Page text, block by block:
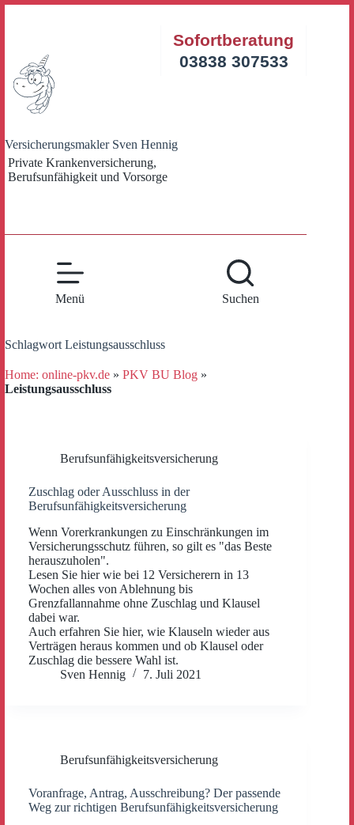
Versicherungsmakler Sven Hennig
Private Krankenversicherung,
Berufsunfähigkeit und Vorsorge
Sofortberatung
03838 307533
Menü Suchen
Schlagwort Leistungsausschluss
Home: online-pkv.de » PKV BU Blog »
Leistungsausschluss
Berufsunfähigkeitsversicherung
Zuschlag oder Ausschluss in der
Berufsunfähigkeitsversicherung
Wenn Vorerkrankungen zu Einschränkungen im
Versicherungsschutz führen, so gilt es "das Beste
herauszuholen".
Lesen Sie hier wie bei 12 Versicherern in 13
Wochen alles von Ablehnung bis
Grenzfallannahme ohne Zuschlag und Klausel
dabei war.
Auch erfahren Sie hier, wie Klauseln wieder aus
Verträgen heraus kommen und ob Klausel oder
Zuschlag die bessere Wahl ist.
Sven Hennig
7. Juli 2021
Berufsunfähigkeitsversicherung
Voranfrage, Antrag, Ausschreibung? Der passende
Weg zur richtigen Berufsunfähigkeitsversicherung